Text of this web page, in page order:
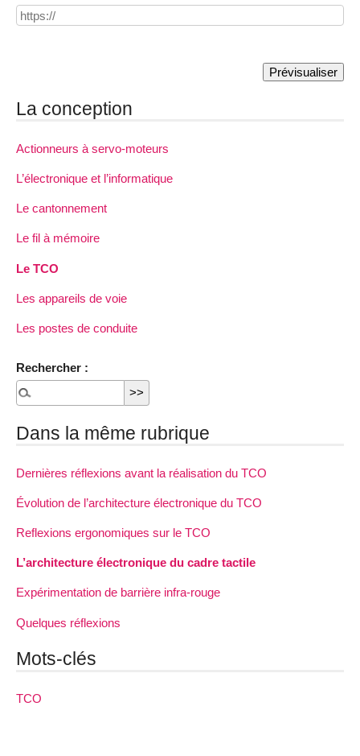
La conception
Actionneurs à servo-moteurs
L’électronique et l’informatique
Le cantonnement
Le fil à mémoire
Le TCO
Les appareils de voie
Les postes de conduite
Rechercher :
Dans la même rubrique
Dernières réflexions avant la réalisation du TCO
Évolution de l’architecture électronique du TCO
Reflexions ergonomiques sur le TCO
L’architecture électronique du cadre tactile
Expérimentation de barrière infra-rouge
Quelques réflexions
Mots-clés
TCO